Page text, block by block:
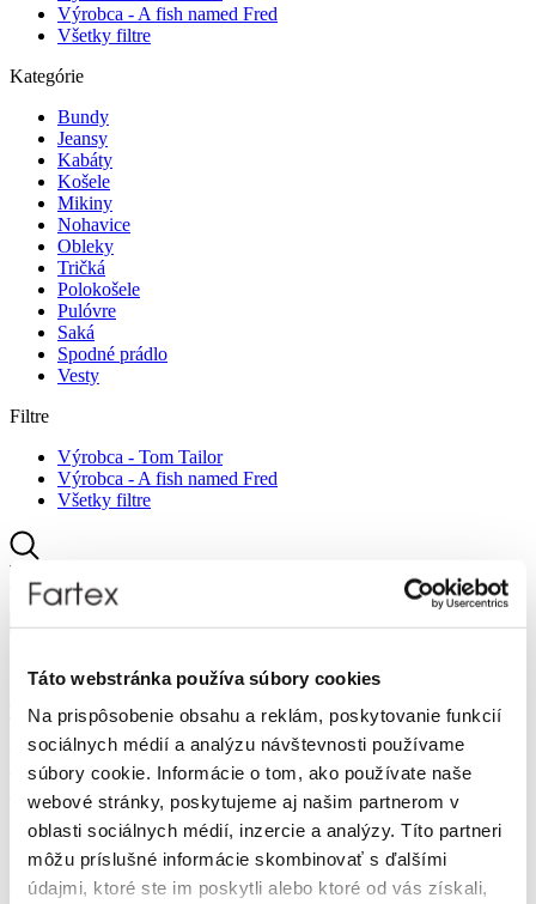
Táto webstránka používa súbory cookies
Na prispôsobenie obsahu a reklám, poskytovanie funkcií
sociálnych médií a analýzu návštevnosti používame
súbory cookie. Informácie o tom, ako používate naše
webové stránky, poskytujeme aj našim partnerom v
oblasti sociálnych médií, inzercie a analýzy. Títo partneri
môžu príslušné informácie skombinovať s ďalšími
údajmi, ktoré ste im poskytli alebo ktoré od vás získali,
Výrobca - A fish named Fred
Všetky filtre
Kategórie
Bundy
Jeansy
Kabáty
Košele
Mikiny
Nohavice
Obleky
Tričká
Polokošele
Pulóvre
Saká
Spodné prádlo
Vesty
Filtre
Výrobca - Tom Tailor
Výrobca - A fish named Fred
Všetky filtre
Prihlásenie
Žiadne produkty v košíku.